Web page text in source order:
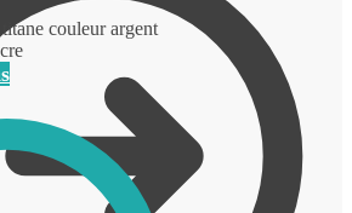
couleur argent